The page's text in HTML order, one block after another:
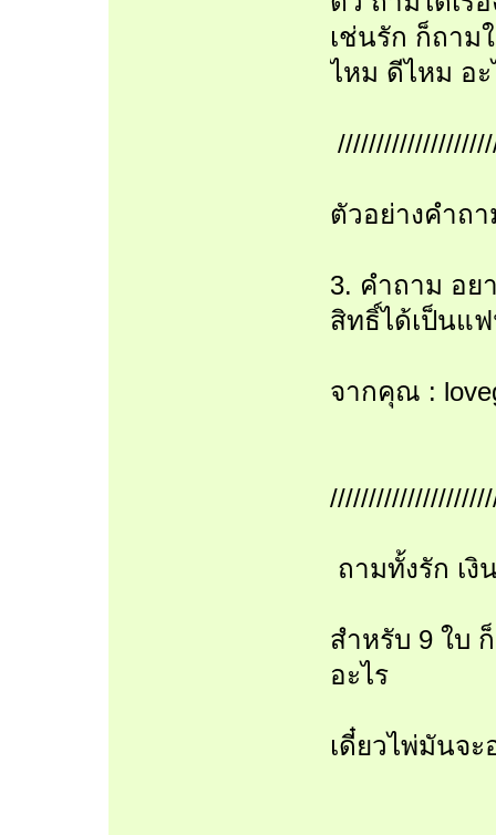
เช่นรัก ก็ถาม
ไหม ดีไหม อ
ตัวอย่างคำถ
3. คำถาม อย
สิทธิ์ได้เป็นแ
จากคุณ :
ถามทั้งรัก เ
สำหรับ 9 ใบ
อะไร
เดี๋ยวไพ่มันจะ